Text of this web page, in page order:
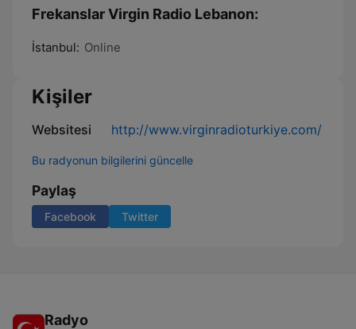
Frekanslar Virgin Radio Lebanon:
İstanbul: Online
Kişiler
Websitesi http://www.virginradioturkiye.com/
Bu radyonun bilgilerini güncelle
Paylaş
Facebook Twitter
Radyo